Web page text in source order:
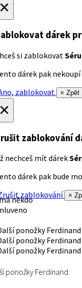
dárek
si zablokovat
dárek pak
zablokovat
× Zpět
zablokování
nechceš mít dárek
dárek pak bude
zablokování
×
někdo
ponožky Ferdinand